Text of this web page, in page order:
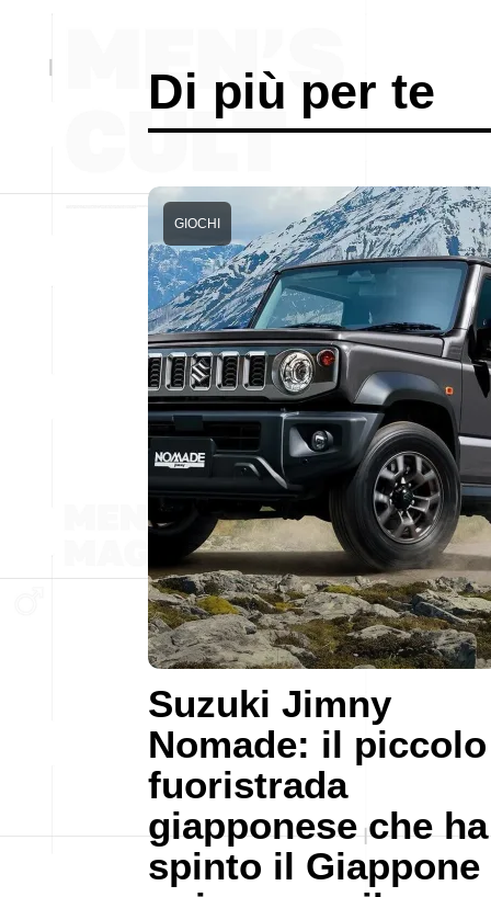
Di più per te
Suzuki Jimny
Nomade: il piccolo
fuoristrada
giapponese che ha
spinto il Giappone
GIOCHI